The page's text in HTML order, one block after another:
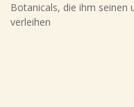
Botanicals, die ihm seinen
verleihen